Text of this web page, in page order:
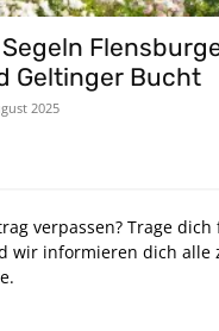
Geltinger Bucht
2025
verpassen? Trage
wir informieren dich alle